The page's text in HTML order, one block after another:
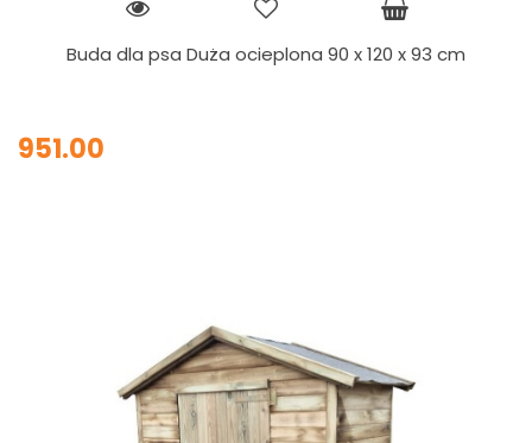
Buda dla psa Duża ocieplona 90 x 120 x 93 cm
951.00